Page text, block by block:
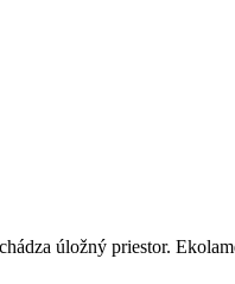
úložný priestor.